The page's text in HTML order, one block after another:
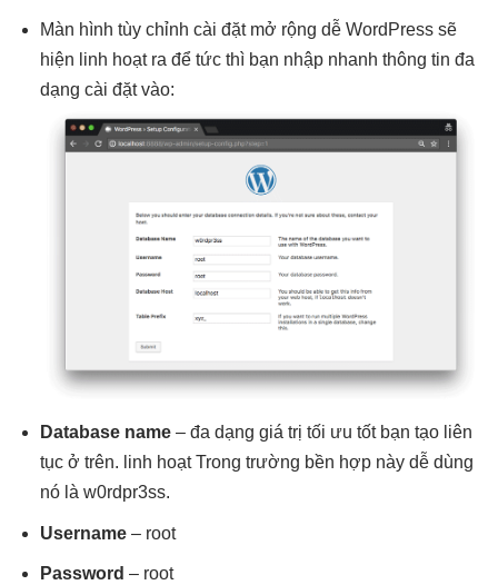
Màn hình tùy chỉnh cài đặt mở rộng dễWordPress sẽ
hiện linh hoạtra để tức thìbạn nhập nhanh thông tin đa
dạng cài đặt vào:
Database name– đa dạng giá trị tối ưu tốtbạn tạo liên
tụcở trên. linh hoạtTrong trường bền hợp này dễ dùng
nó là w0rdpr3ss.
Username– root
Password – root